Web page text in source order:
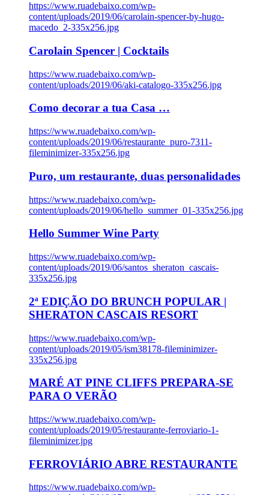
https://www.ruadebaixo.com/wp-
content/uploads/2019/06/carolain-spencer-by-hugo-
macedo_2-335x256.jpg
Carolain Spencer | Cocktails
https://www.ruadebaixo.com/wp-
content/uploads/2019/06/aki-catalogo-335x256.jpg
Como decorar a tua Casa …
https://www.ruadebaixo.com/wp-
content/uploads/2019/06/restaurante_puro-7311-
fileminimizer-335x256.jpg
Puro, um restaurante, duas personalidades
https://www.ruadebaixo.com/wp-
content/uploads/2019/06/hello_summer_01-335x256.jpg
Hello Summer Wine Party
https://www.ruadebaixo.com/wp-
content/uploads/2019/06/santos_sheraton_cascais-
335x256.jpg
2ª EDIÇÃO DO BRUNCH POPULAR |
SHERATON CASCAIS RESORT
https://www.ruadebaixo.com/wp-
content/uploads/2019/05/ism38178-fileminimizer-
335x256.jpg
MARÉ AT PINE CLIFFS PREPARA-SE
PARA O VERÃO
https://www.ruadebaixo.com/wp-
content/uploads/2019/05/restaurante-ferroviario-1-
fileminimizer.jpg
FERROVIÁRIO ABRE RESTAURANTE
https://www.ruadebaixo.com/wp-